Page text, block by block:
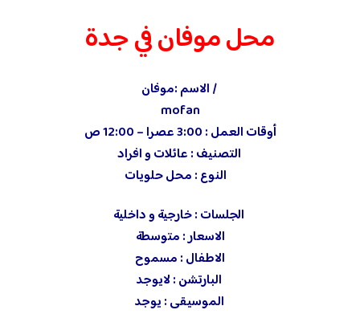
محل موفان في جدة
/ الاسم :موفان
mofan
أوقات العمل : 3:00 عصرا – 12:00 ص
التصنيف : عائلات و افراد
‏ النوع : محل حلويات
الجلسات : خارجية و داخلية
الاسعار : متوسطة
الاطفال : مسموح
‏ البارتشن : لايوجد
‏ الموسيقى : يوجد